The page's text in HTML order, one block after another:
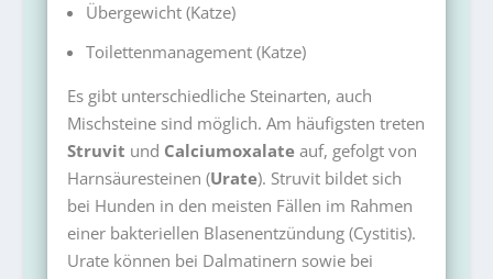
Übergewicht (Katze)
Toilettenmanagement (Katze)
Es gibt unterschiedliche Steinarten, auch
Mischsteine sind möglich. Am häufigsten treten
Struvit und Calciumoxalateauf, gefolgt von
Harnsäuresteinen (Urate). Struvit bildet sich
bei Hunden in den meisten Fällen im Rahmen
einer bakteriellen Blasenentzündung (Cystitis).
Urate können bei Dalmatinern sowie bei